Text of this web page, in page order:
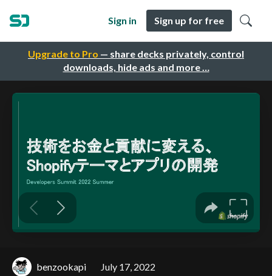
Upgrade to Pro — share decks privately, control
downloads, hide ads and more …
Sign in Sign up for free
benzookapi July 17, 2022